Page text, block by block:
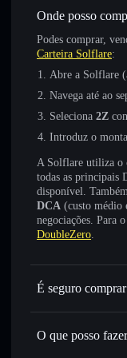
Onde posso
Podes comprar,
Carteira Solflare:
Abre a Solflare
Navega até ao
Seleciona 2Z
Introduz o
A Solflare utiliza o
todas as principais
disponível.
DCA (custo médio
negociações. Para
DoubleZero.
É seguro
DoubleZero
O que posso